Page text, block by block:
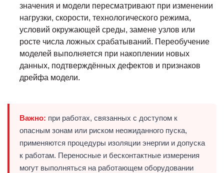
значения и модели пересматривают при изменении
нагрузки, скорости, технологического режима,
условий окружающей среды, замене узлов или
росте числа ложных срабатываний. Переобучение
моделей выполняется при накоплении новых
данных, подтверждённых дефектов и признаков
дрейфа модели.
Важно: при работах, связанных с доступом к
опасным зонам или риском неожиданного пуска,
применяются процедуры изоляции энергии и допуска
к работам. Переносные и бесконтактные измерения
могут выполняться на работающем оборудовании